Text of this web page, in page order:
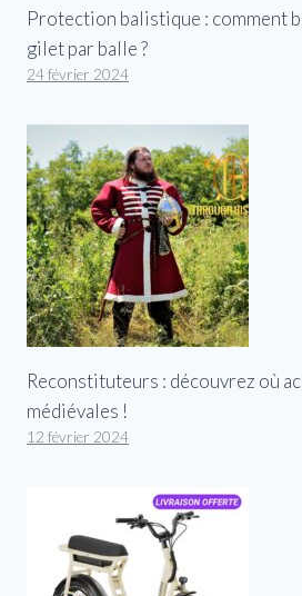
Protection balistique : comment
gilet par balle ?
24 février 2024
Reconstituteurs : découvrez où
médiévales !
12 février 2024